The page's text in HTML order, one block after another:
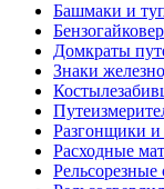
Башмаки и
Домкраты
Знаки
Разгонщики и
Расходные
Рельсорезные